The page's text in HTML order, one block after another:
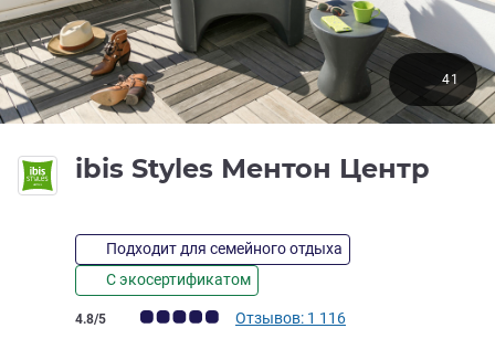
ibis Styles Ментон Центр
Подходит для семейного отдыха
С экосертификатом
Примечание: отзывы клиентов (Рейтинг ALL)
4.8/5 Отзывов: 1 116
41